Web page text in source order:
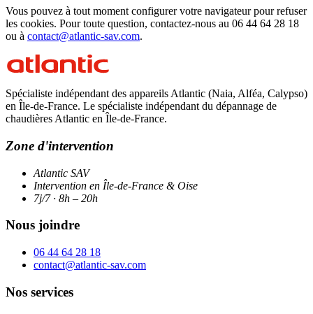
Vous pouvez à tout moment configurer votre navigateur pour refuser
les cookies. Pour toute question, contactez-nous au 06 44 64 28 18
ou à contact@atlantic-sav.com.
Spécialiste indépendant des appareils Atlantic (Naia, Alféa, Calypso)
en Île-de-France. Le spécialiste indépendant du dépannage de
chaudières Atlantic en Île-de-France.
Zone d'intervention
Atlantic SAV
Intervention en Île-de-France & Oise
7j/7 · 8h – 20h
Nous joindre
06 44 64 28 18
contact@atlantic-sav.com
Nos services